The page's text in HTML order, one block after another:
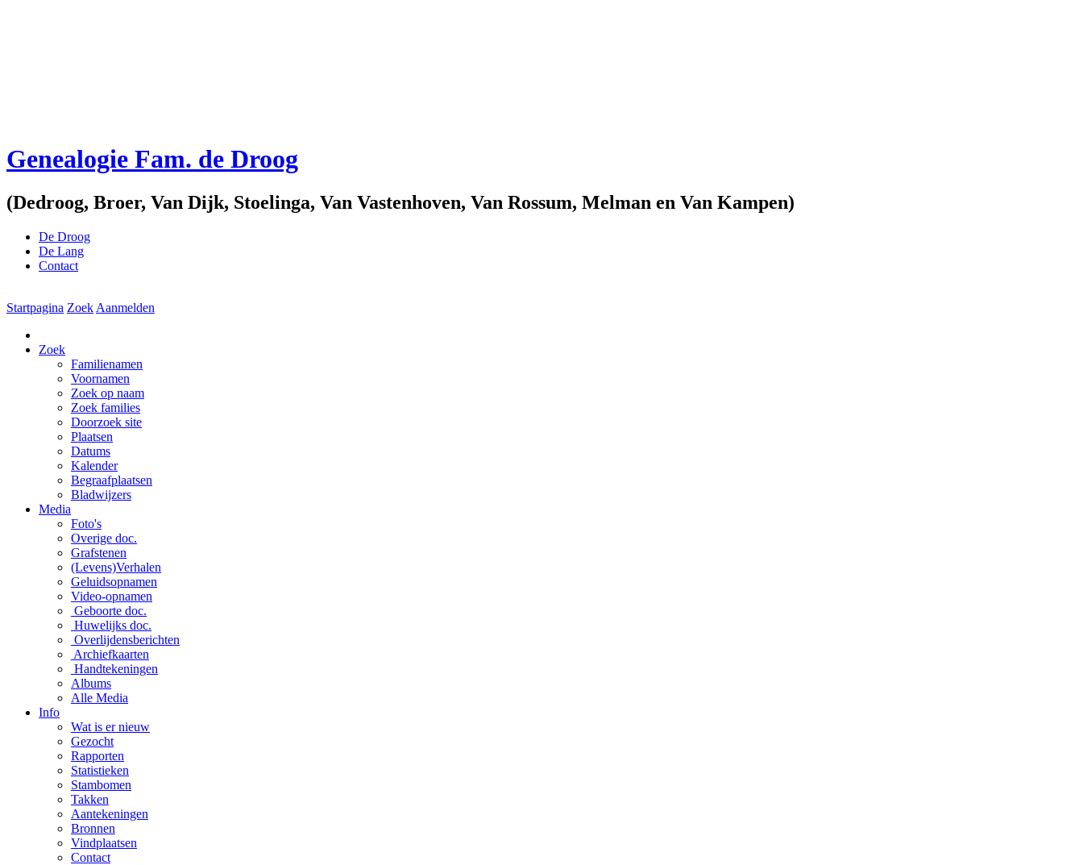
Genealogie Fam. de Droog
(Dedroog, Broer, Van Dijk, Stoelinga, Van Vastenhoven, Van Rossum, Melman en Van Kampen)
De Droog
De Lang
Contact
Startpagina Zoek Aanmelden
Zoek
Familienamen
Voornamen
Zoek op naam
Zoek families
Doorzoek site
Plaatsen
Datums
Kalender
Begraafplaatsen
Bladwijzers
Media
Foto's
Overige doc.
Grafstenen
(Levens)Verhalen
Geluidsopnamen
Video-opnamen
Geboorte doc.
Huwelijks doc.
Overlijdensberichten
Archiefkaarten
Handtekeningen
Albums
Alle Media
Info
Wat is er nieuw
Gezocht
Rapporten
Statistieken
Stambomen
Takken
Aantekeningen
Bronnen
Vindplaatsen
Contact